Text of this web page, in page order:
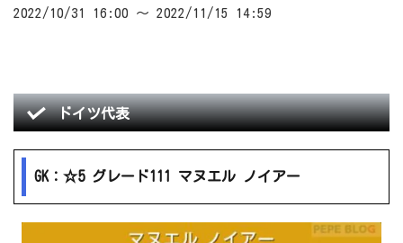
2022/10/31 16:00 ～ 2022/11/15 14:59
ドイツ代表
GK：☆5 グレード111 マヌエル ノイアー